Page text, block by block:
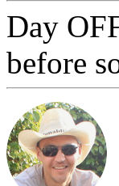
Day
before